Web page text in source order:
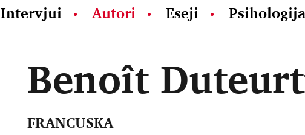
Intervjui Autori Eseji Psihologija
Benoît
FRANCUSKA